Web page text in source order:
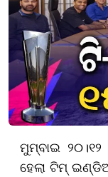
ମୁମ୍ବାଇ
ହେଲା ଟିମ୍‌